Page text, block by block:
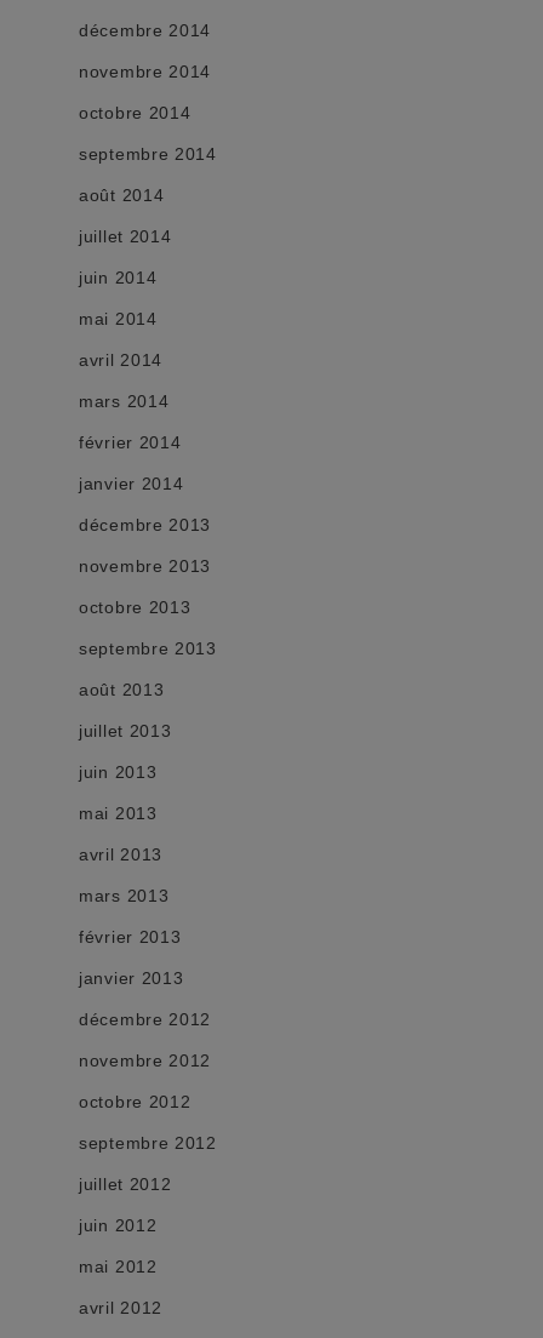
décembre 2014
novembre 2014
octobre 2014
septembre 2014
août 2014
juillet 2014
juin 2014
mai 2014
avril 2014
mars 2014
février 2014
janvier 2014
décembre 2013
novembre 2013
octobre 2013
septembre 2013
août 2013
juillet 2013
juin 2013
mai 2013
avril 2013
mars 2013
février 2013
janvier 2013
décembre 2012
novembre 2012
octobre 2012
septembre 2012
juillet 2012
juin 2012
mai 2012
avril 2012